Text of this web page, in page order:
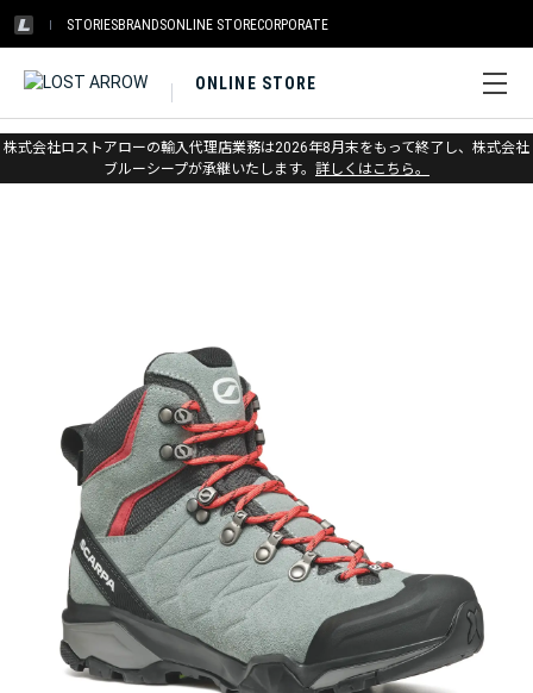
STORIESBRANDSONLINE STORECORPORATE
ONLINE STORE
株式会社ロストアローの輸入代理店業務は2026年8月末をもって終了し、株式会社
ブルーシープが承継いたします。 詳しくはこちら。
ホーム > スカルパ > トレイル